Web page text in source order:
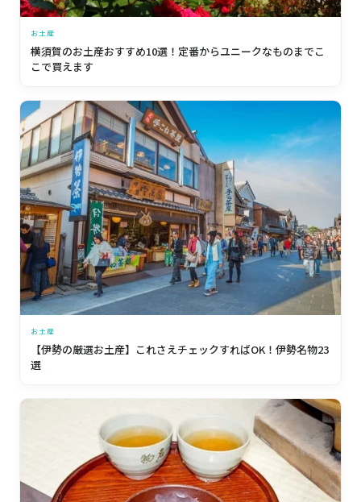
お土産
横須賀のお土産おすすめ10選！定番からユニークなものまでこ
こで買えます
お土産
【伊勢の厳選お土産】これさえチェックすればOK！伊勢名物23
選